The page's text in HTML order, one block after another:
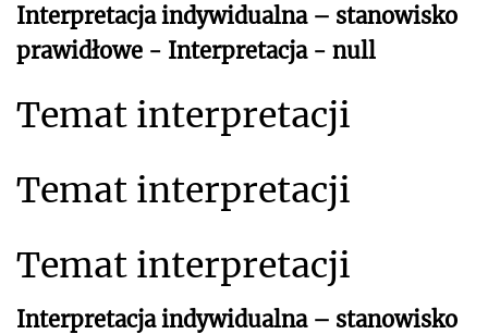
Interpretacja indywidualna – stanowisko
prawidłowe - Interpretacja - null
Temat interpretacji
Temat interpretacji
Temat interpretacji
Interpretacja indywidualna – stanowisko